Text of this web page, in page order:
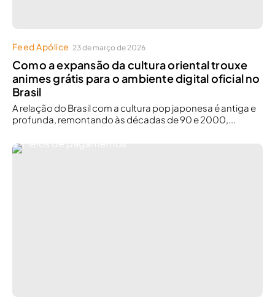
Feed Apólice 23 de março de 2026
Como a expansão da cultura oriental trouxe
animes grátis para o ambiente digital oficial no
Brasil
A relação do Brasil com a cultura pop japonesa é antiga e
profunda, remontando às décadas de 90 e 2000,...